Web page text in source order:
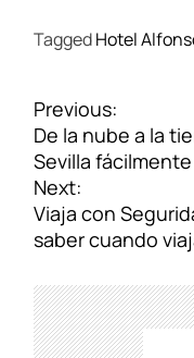
TaggedHotel
N
a
v
e
g
a
i
ó
n
Previous:
De la nube a la
Sevilla fácilmente
Next:
Viaja con
saber cuando